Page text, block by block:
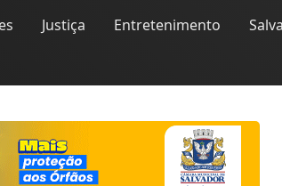
Justiça Entretenimento